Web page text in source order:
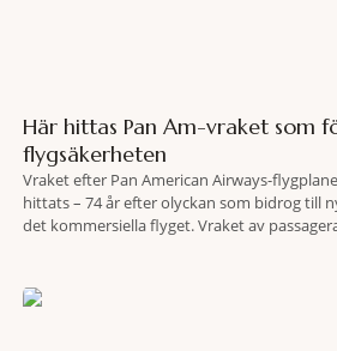
Här hittas Pan Am-vraket som
flygsäkerheten
Vraket efter Pan American Airways-
hittats – 74 år efter olyckan som bidrog till
det kommersiella flyget. Vraket av
lokaliserades den 2 juni i år med hjälp